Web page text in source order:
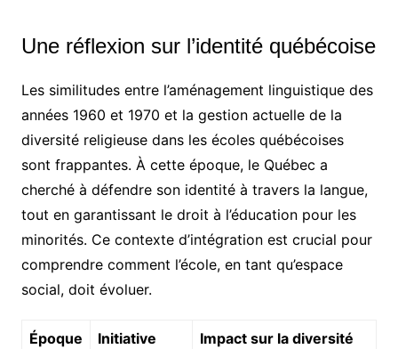
Une réflexion sur l’identité québécoise
Les similitudes entre l’aménagement linguistique des
années 1960 et 1970 et la gestion actuelle de la
diversité religieuse dans les écoles québécoises
sont frappantes. À cette époque, le Québec a
cherché à défendre son identité à travers la langue,
tout en garantissant le droit à l’éducation pour les
minorités. Ce contexte d’intégration est crucial pour
comprendre comment l’école, en tant qu’espace
social, doit évoluer.
Époque Initiative Impact sur la diversité